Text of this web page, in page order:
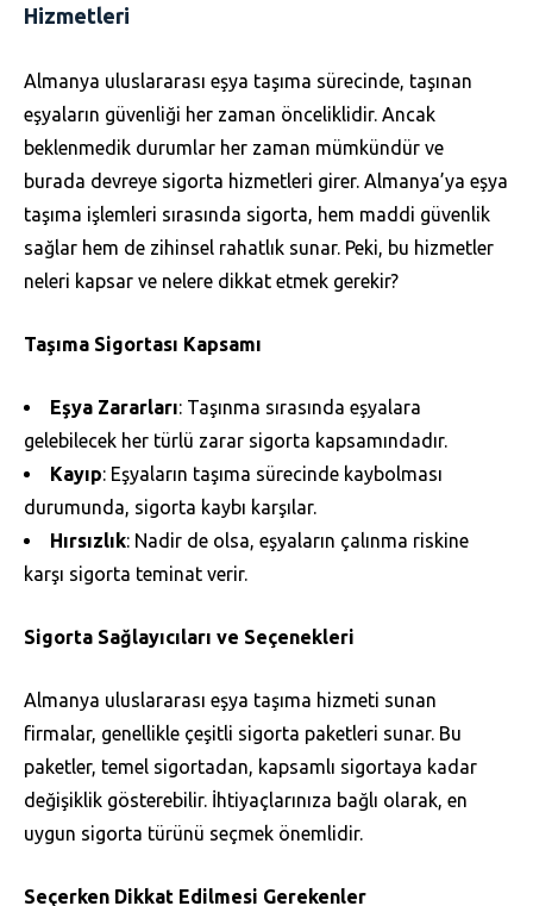
Hizmetleri
Almanya uluslararası eşya taşıma sürecinde, taşınan
eşyaların güvenliği her zaman önceliklidir. Ancak
beklenmedik durumlar her zaman mümkündür ve
burada devreye sigorta hizmetleri girer. Almanya’ya eşya
taşıma işlemleri sırasında sigorta, hem maddi güvenlik
sağlar hem de zihinsel rahatlık sunar. Peki, bu hizmetler
neleri kapsar ve nelere dikkat etmek gerekir?
Taşıma Sigortası Kapsamı
Eşya Zararları: Taşınma sırasında eşyalara
gelebilecek her türlü zarar sigorta kapsamındadır.
Kayıp: Eşyaların taşıma sürecinde kaybolması
durumunda, sigorta kaybı karşılar.
Hırsızlık: Nadir de olsa, eşyaların çalınma riskine
karşı sigorta teminat verir.
Sigorta Sağlayıcıları ve Seçenekleri
Almanya uluslararası eşya taşıma hizmeti sunan
firmalar, genellikle çeşitli sigorta paketleri sunar. Bu
paketler, temel sigortadan, kapsamlı sigortaya kadar
değişiklik gösterebilir. İhtiyaçlarınıza bağlı olarak, en
uygun sigorta türünü seçmek önemlidir.
Seçerken Dikkat Edilmesi Gerekenler